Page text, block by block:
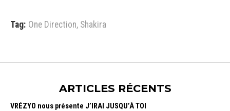
Tag: One Direction, Shakira
ARTICLES RÉCENTS
VRÉZYO nous présente J’IRAI JUSQU’À TOI